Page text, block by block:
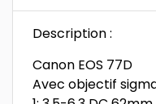
Description :
Canon EOS 77D
Avec objectif